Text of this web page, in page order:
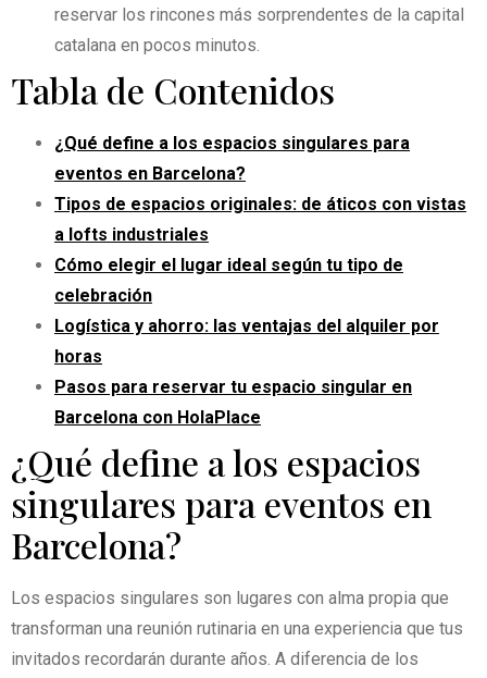
reservar los rincones más sorprendentes de la capital
catalana en pocos minutos.
Tabla de Contenidos
¿Qué define a los espacios singulares para
eventos en Barcelona?
Tipos de espacios originales: de áticos con vistas
a lofts industriales
Cómo elegir el lugar ideal según tu tipo de
celebración
Logística y ahorro: las ventajas del alquiler por
horas
Pasos para reservar tu espacio singular en
Barcelona con HolaPlace
¿Qué define a los espacios
singulares para eventos en
Barcelona?
Los espacios singulares son lugares con alma propia que
transforman una reunión rutinaria en una experiencia que tus
invitados recordarán durante años. A diferencia de los